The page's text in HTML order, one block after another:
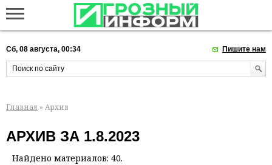
Сб, 08 августа, 00:34 Пишите нам
Главная » Архив
АРХИВ ЗА 1.8.2023
Найдено материалов: 40.